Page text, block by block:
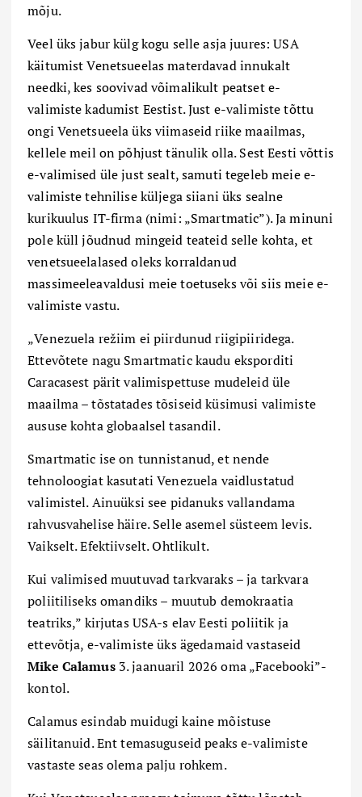
mõju.
Veel üks jabur külg kogu selle asja juures: USA
käitumist Venetsueelas materdavad innukalt
needki, kes soovivad võimalikult peatset e-
valimiste kadumist Eestist. Just e-valimiste tõttu
ongi Venetsueela üks viimaseid riike maailmas,
kellele meil on põhjust tänulik olla. Sest Eesti võttis
e-valimised üle just sealt, samuti tegeleb meie e-
valimiste tehnilise küljega siiani üks sealne
kurikuulus IT-firma (nimi: „Smartmatic”). Ja minuni
pole küll jõudnud mingeid teateid selle kohta, et
venetsueelalased oleks korraldanud
massimeeleavaldusi meie toetuseks või siis meie e-
valimiste vastu.
„Venezuela režiim ei piirdunud riigipiiridega.
Ettevõtete nagu Smartmatic kaudu eksporditi
Caracasest pärit valimispettuse mudeleid üle
maailma – tõstatades tõsiseid küsimusi valimiste
aususe kohta globaalsel tasandil.
Smartmatic ise on tunnistanud, et nende
tehnoloogiat kasutati Venezuela vaidlustatud
valimistel. Ainuüksi see pidanuks vallandama
rahvusvahelise häire. Selle asemel süsteem levis.
Vaikselt. Efektiivselt. Ohtlikult.
Kui valimised muutuvad tarkvaraks – ja tarkvara
poliitiliseks omandiks – muutub demokraatia
teatriks,” kirjutas USA-s elav Eesti poliitik ja
ettevõtja, e-valimiste üks ägedamaid vastaseid
Mike Calamus3. jaanuaril 2026 oma „Facebooki”-
kontol.
Calamus esindab muidugi kaine mõistuse
säilitanuid. Ent temasuguseid peaks e-valimiste
vastaste seas olema palju rohkem.